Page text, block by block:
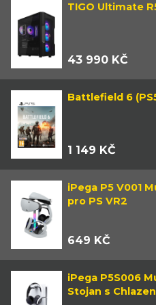
TIGO Ultimate
43 990 KČ
Battlefield 6
1 149 KČ
iPega P5 V001
pro PS VR2
649 KČ
iPega P5S006
Stojan s